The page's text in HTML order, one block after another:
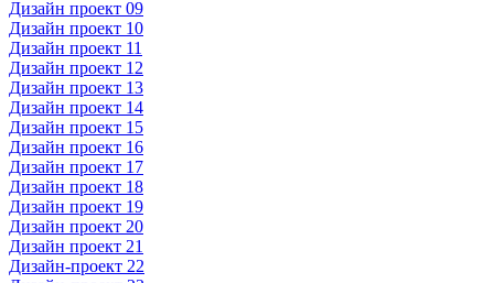
Дизайн проект 09
Дизайн проект 10
Дизайн проект 11
Дизайн проект 12
Дизайн проект 13
Дизайн проект 14
Дизайн проект 15
Дизайн проект 16
Дизайн проект 17
Дизайн проект 18
Дизайн проект 19
Дизайн проект 20
Дизайн проект 21
Дизайн-проект 22